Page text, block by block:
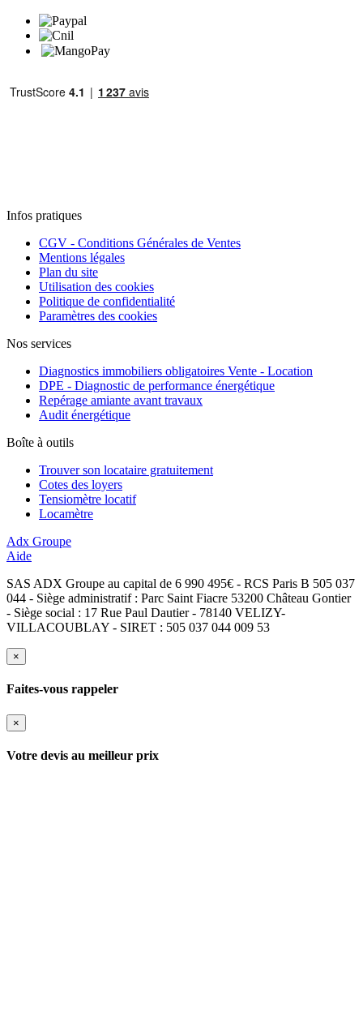
Infos pratiques
CGV - Conditions Générales de Ventes
Mentions légales
Plan du site
Utilisation des cookies
Politique de confidentialité
Paramètres des cookies
Nos services
Diagnostics immobiliers obligatoires Vente - Location
DPE - Diagnostic de performance énergétique
Repérage amiante avant travaux
Audit énergétique
Boîte à outils
Trouver son locataire gratuitement
Cotes des loyers
Tensiomètre locatif
Locamètre
Adx Groupe
Aide
SAS ADX Groupe au capital de 6 990 495€ - RCS Paris B 505 037
044 - Siège administratif : Parc Saint Fiacre 53200 Château Gontier
- Siège social : 17 Rue Paul Dautier - 78140 VELIZY-
VILLACOUBLAY - SIRET : 505 037 044 009 53
×
Faites-vous rappeler
×
Votre devis au meilleur prix